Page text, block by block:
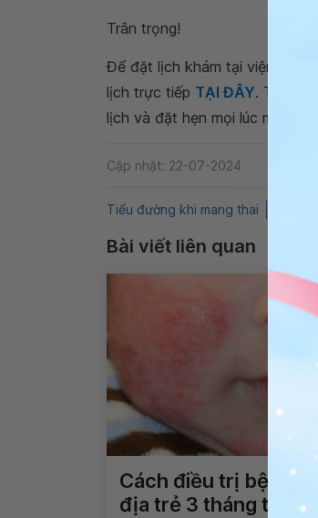
Trân trọng!
Để đặt lịch khám tại viện, Quý
lịch trực tiếp TẠI ĐÂY. Tải và
lịch và đặt hẹn mọi lúc mọi nơi
Cập nhật: 22-07-2024
Tiểu đường khi mang thai
Bài viết liên quan
Cách điều trị bệnh
địa trẻ 3 tháng tuổi